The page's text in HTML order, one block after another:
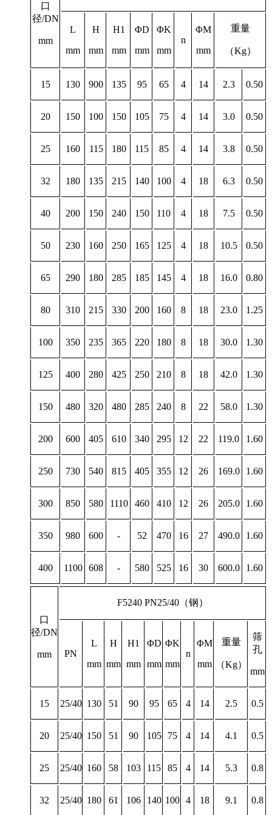
口
径/DN
mm
L
mm
H
mm
H1
mm
ΦD
mm
ΦK
mm
n
ΦM
mm
重量
（Kg）
15 130 900 135 95 65 4 14 2.3 0.50
20 150 100 150 105 75 4 14 3.0 0.50
25 160 115 180 115 85 4 14 3.8 0.50
32 180 135 215 140 100 4 18 6.3 0.50
40 200 150 240 150 110 4 18 7.5 0.50
50 230 160 250 165 125 4 18 10.5 0.50
65 290 180 285 185 145 4 18 16.0 0.80
80 310 215 330 200 160 8 18 23.0 1.25
100 350 235 365 220 180 8 18 30.0 1.30
125 400 280 425 250 210 8 18 42.0 1.30
150 480 320 480 285 240 8 22 58.0 1.30
200 600 405 610 340 295 12 22 119.0 1.60
250 730 540 815 405 355 12 26 169.0 1.60
300 850 580 1110 460 410 12 26 205.0 1.60
350 980 600 - 52 470 16 27 490.0 1.60
400 1100 608 - 580 525 16 30 600.0 1.60
口
径/DN
mm
F5240 PN25/40（钢）
PN
L
mm
H
mm
H1
mm
ΦD
mm
ΦK
mm
n
ΦM
mm
重量
（Kg）
筛
孔
mm
15 25/40 130 51 90 95 65 4 14 2.5 0.5
20 25/40 150 51 90 105 75 4 14 4.1 0.5
25 25/40 160 58 103 115 85 4 14 5.3 0.8
32 25/40 180 61 106 140 100 4 18 9.1 0.8